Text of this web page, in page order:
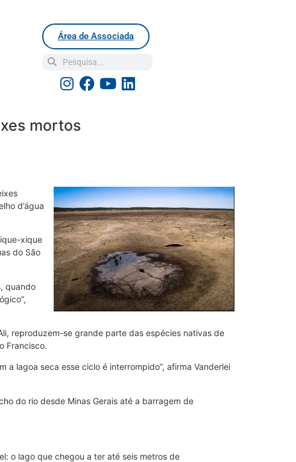
Área de Associada
mortos
d’água
xique
do São
quando
reproduzem-se grande parte das espécies nativas de
Francisco.
lagoa seca esse ciclo é interrompido”, afirma Vanderlei
do rio desde Minas Gerais até a barragem de
o lago que chegou a ter até seis metros de